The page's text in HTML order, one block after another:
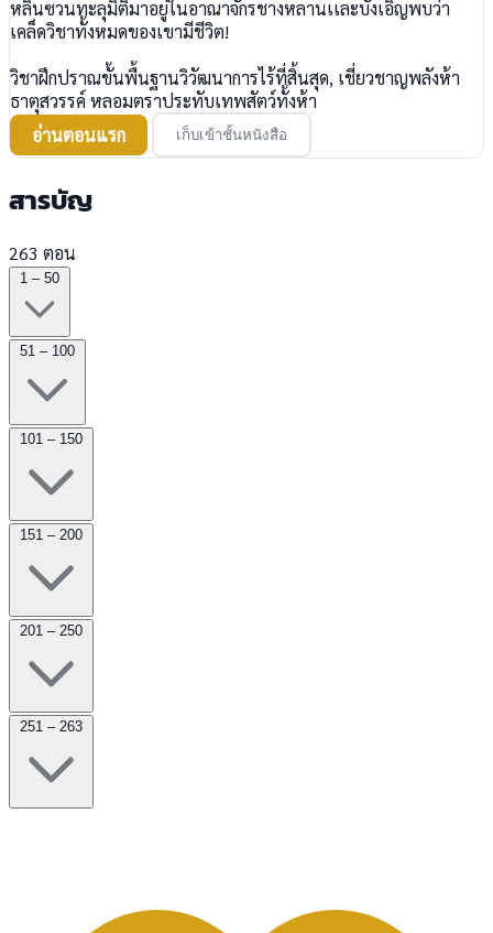
หลินซวนทะลุมิติมาอยู่ในอาณาจักรชางหลานเเละบังเอิญพบว่า
เคล็ดวิชาทั้งหมดของเขามีชีวิต​!
วิชาฝึกปราณขั้นพื้นฐาน​วิวัฒนาการไร้ที่สิ้นสุด, เชี่ยวชาญพลังห้า
ธาตุสวรรค์ หลอมตราประทับเทพสัตว์ทั้งห้า
อ่านตอนแรก
เก็บเข้าชั้นหนังสือ
สารบัญ
263 ตอน
1 – 50
51 – 100
101 – 150
151 – 200
201 – 250
251 – 263